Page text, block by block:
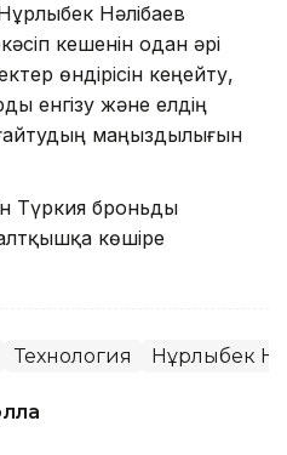
Нәлібаев
кешенін одан әрі
өндірісін кеңейту,
енгізу және елдің
маңыздылығын
Түркия броньды
көшіре
Технология Нұрлыбек